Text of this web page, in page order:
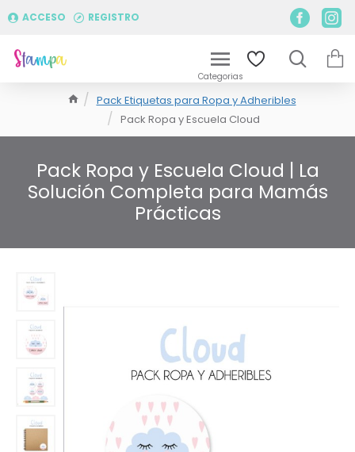
ACCESO REGISTRO
Pack Etiquetas para Ropa y Adheribles
Pack Ropa y Escuela Cloud
Pack Ropa y Escuela Cloud | La
Solución Completa para Mamás
Prácticas